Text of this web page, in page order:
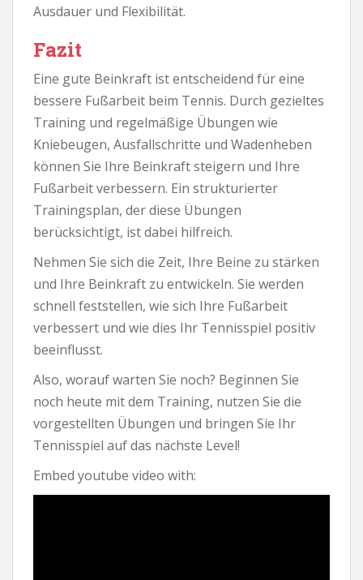
Ausdauer und Flexibilität.
Fazit
Eine gute Beinkraft ist entscheidend für eine
bessere Fußarbeit beim Tennis. Durch gezieltes
Training und regelmäßige Übungen wie
Kniebeugen, Ausfallschritte und Wadenheben
können Sie Ihre Beinkraft steigern und Ihre
Fußarbeit verbessern. Ein strukturierter
Trainingsplan, der diese Übungen
berücksichtigt, ist dabei hilfreich.
Nehmen Sie sich die Zeit, Ihre Beine zu stärken
und Ihre Beinkraft zu entwickeln. Sie werden
schnell feststellen, wie sich Ihre Fußarbeit
verbessert und wie dies Ihr Tennisspiel positiv
beeinflusst.
Also, worauf warten Sie noch? Beginnen Sie
noch heute mit dem Training, nutzen Sie die
vorgestellten Übungen und bringen Sie Ihr
Tennisspiel auf das nächste Level!
Embed youtube video with: